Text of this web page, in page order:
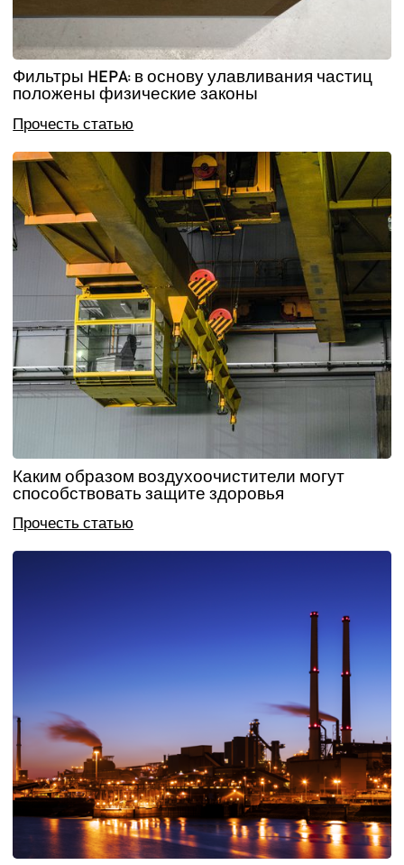
Фильтры HEPA: в основу улавливания частиц
положены физические законы
Прочесть статью
Каким образом воздухоочистители могут
способствовать защите здоровья
Прочесть статью